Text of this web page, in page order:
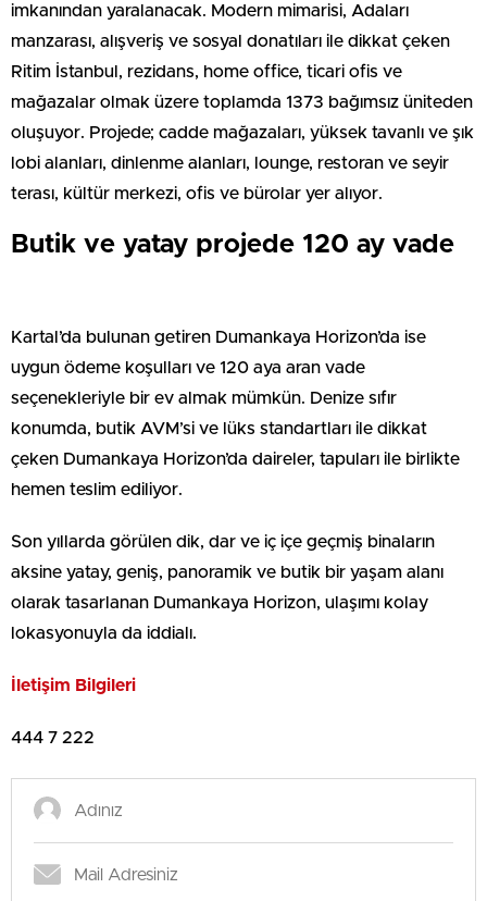
imkanından yaralanacak. Modern mimarisi, Adaları
manzarası, alışveriş ve sosyal donatıları ile dikkat çeken
Ritim İstanbul, rezidans, home office, ticari ofis ve
mağazalar olmak üzere toplamda 1373 bağımsız üniteden
oluşuyor. Projede; cadde mağazaları, yüksek tavanlı ve şık
lobi alanları, dinlenme alanları, lounge, restoran ve seyir
terası, kültür merkezi, ofis ve bürolar yer alıyor.
Butik ve yatay projede 120 ay vade
Kartal’da bulunan getiren Dumankaya Horizon’da ise
uygun ödeme koşulları ve 120 aya aran vade
seçenekleriyle bir ev almak mümkün. Denize sıfır
konumda, butik AVM’si ve lüks standartları ile dikkat
çeken Dumankaya Horizon’da daireler, tapuları ile birlikte
hemen teslim ediliyor.
Son yıllarda görülen dik, dar ve iç içe geçmiş binaların
aksine yatay, geniş, panoramik ve butik bir yaşam alanı
olarak tasarlanan Dumankaya Horizon, ulaşımı kolay
lokasyonuyla da iddialı.
İletişim Bilgileri
444 7 222